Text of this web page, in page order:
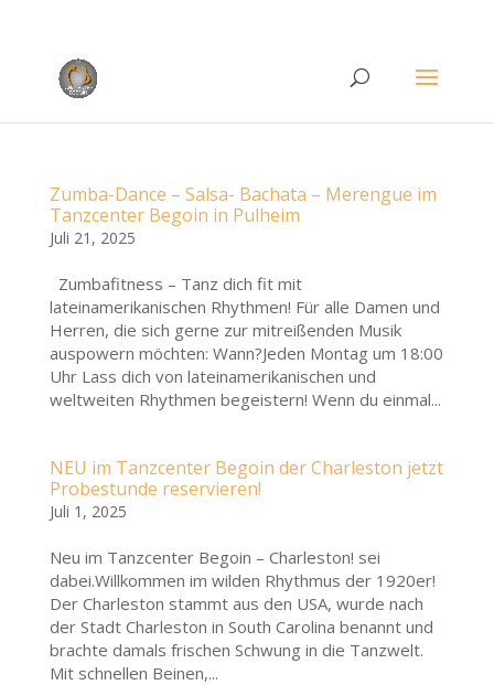
Zumba-Dance – Salsa- Bachata – Merengue im
Tanzcenter Begoin in Pulheim
Juli 21, 2025
Zumbafitness – Tanz dich fit mit
lateinamerikanischen Rhythmen! Für alle Damen und
Herren, die sich gerne zur mitreißenden Musik
auspowern möchten: Wann?Jeden Montag um 18:00
Uhr Lass dich von lateinamerikanischen und
weltweiten Rhythmen begeistern! Wenn du einmal...
NEU im Tanzcenter Begoin der Charleston jetzt
Probestunde reservieren!
Juli 1, 2025
Neu im Tanzcenter Begoin – Charleston! sei
dabei.Willkommen im wilden Rhythmus der 1920er!
Der Charleston stammt aus den USA, wurde nach
der Stadt Charleston in South Carolina benannt und
brachte damals frischen Schwung in die Tanzwelt.
Mit schnellen Beinen,...